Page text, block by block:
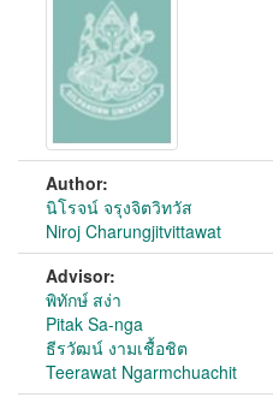
Author:
นิโรจน์ จรุงจิตวิทวัส
Niroj Charungjitvittawat
Advisor:
พิทักษ์ สง่า
Pitak Sa-nga
ธีรวัฒน์ งามเชื้อชิต
Teerawat Ngarmchuachit